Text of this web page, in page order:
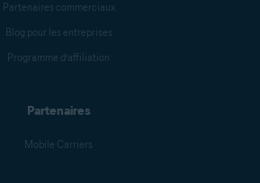
Partenaires commerciaux
Blog pour les entreprises
Programme d’affiliation
Partenaires
Mobile Carriers